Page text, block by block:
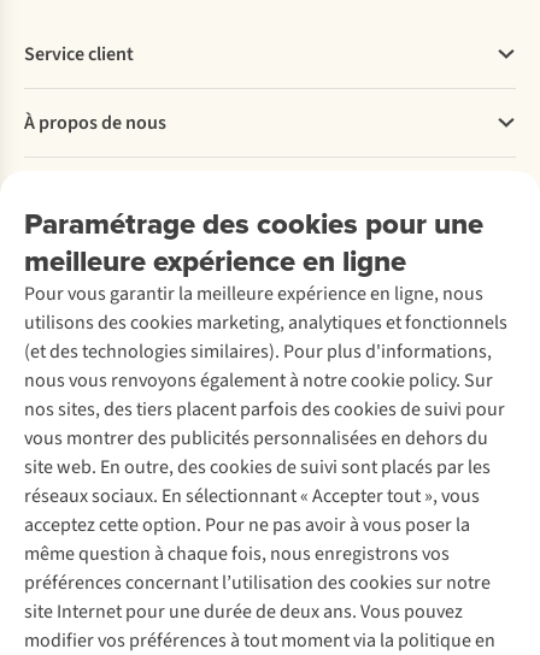
Paramétrage des cookies pour une
meilleure expérience en ligne
Pour vous garantir la meilleure expérience en ligne, nous
utilisons des cookies marketing, analytiques et fonctionnels
(et des technologies similaires). Pour plus d'informations,
nous vous renvoyons également à notre cookie policy. Sur
nos sites, des tiers placent parfois des cookies de suivi pour
vous montrer des publicités personnalisées en dehors du
site web. En outre, des cookies de suivi sont placés par les
réseaux sociaux. En sélectionnant « Accepter tout », vous
acceptez cette option. Pour ne pas avoir à vous poser la
même question à chaque fois, nous enregistrons vos
préférences concernant l’utilisation des cookies sur notre
site Internet pour une durée de deux ans. Vous pouvez
modifier vos préférences à tout moment via la politique en
Service client
Commander
Payer
Retourner
Rétractation d'une commande
Entretien & réparations
Garantie
Contactez-nous
À propos de nous
Entreprise responsable
À propos d’Ayacucho
Nos magasins
À propos d’A.S.Adventure
Déclaration d'accessibilité
Location / Location sports d’hiver
Seconde-main
Entretien de ski
Service de lavage
Entretien de chaussures
Réparation de chaussures
Réparation de vêtements
Retouches
Pour les entreprises
Découvrez
A.S.Magazine
Explore Camp
Expertise & conseils
Abonnez-vous à la newsletter
Suivez-nous